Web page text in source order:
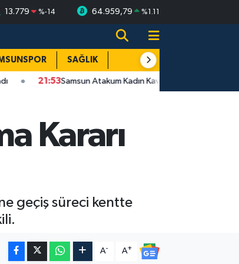
13.779 %-14 64.959,79 %1.11
SAĞLIK TEKNOLOJİ
Samsun Atakum Kadın Kavgası Bıçaklı | Zanlı Tutuklandı
Kararı
geçiş süreci kentte
A- A+